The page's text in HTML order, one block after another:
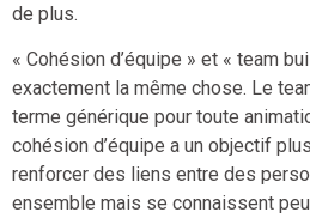
de plus.
« Cohésion d’équipe » et « team
exactement la même chose. Le
terme générique pour toute
cohésion d’équipe a un objectif
renforcer des liens entre des
ensemble mais se connaissent